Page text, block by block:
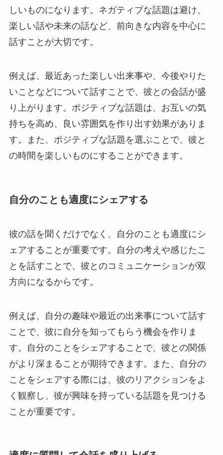
しいものになります。ネガティブな話題は避け、
楽しい話や未来の話など、前向きな内容を中心に
話すことが大切です。
例えば、最近あった楽しい出来事や、今後やりた
いことなどについて話すことで、彼との会話が盛
り上がります。ポジティブな話題は、お互いの気
持ちを高め、良い雰囲気を作り出す効果がありま
す。また、ポジティブな話題を選ぶことで、彼と
の時間を楽しいものにすることができます。
自分のことも適度にシェアする
彼の話を聞くだけでなく、自分のことも適度にシ
ェアすることが重要です。自分の考えや感じたこ
とを話すことで、彼とのコミュニケーションが双
方向になるからです。
例えば、自分の趣味や最近の出来事について話す
ことで、彼に自分を知ってもらう機会を作りま
す。自分のことをシェアすることで、彼との関係
がより深まることが期待できます。また、自分の
ことをシェアする際には、彼のリアクションをよ
く観察し、彼が興味を持っている話題を見つける
ことが重要です。